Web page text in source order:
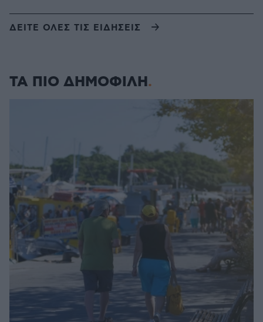
ΔΕΙΤΕ ΟΛΕΣ ΤΙΣ ΕΙΔΗΣΕΙΣ
ΤΑ ΠΙΟ ΔΗΜΟΦΙΛΗ